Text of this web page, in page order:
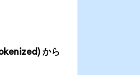
から